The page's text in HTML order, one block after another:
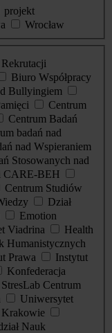
projekt
Wrocław
Biuro Współpracy
Bullyingiem
Centrum
Centrum Badań
badań nad
nad Wspieraniem
Stosowanych nad
CARE-BEH
Centrum Studiów
Dział
Emotion
Viadrina
Health
Humanistycznych
Prawa
Instytut
Konfederacja
StresLab Centrum
Uniwersytet
Krakowie
Nauk